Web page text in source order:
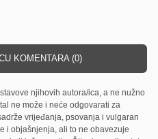
KOMENTARA (0)
njihovih autora/ica, a ne nužno
ne može i neće odgovarati za
vrijeđanja, psovanja i vulgaran
i objašnjenja, ali to ne obavezuje